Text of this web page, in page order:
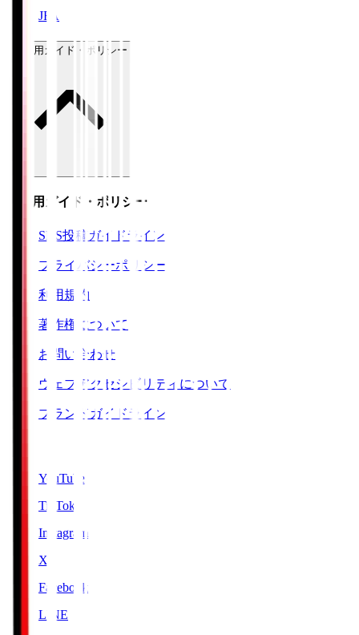
JFA
ご利用ガイド・ポリシー
ご利用ガイド・ポリシー
SNS投稿ガイドライン
プライバシーポリシー
利用規約
著作権について
お問い合わせ
ウェブアクセシビリティについて
ブランドガイドライン
YouTube
TikTok
Instagram
X
Facebook
LINE